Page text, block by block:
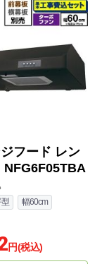
フード レン
NFG6F05TBA
型
幅60cm
円(税込)